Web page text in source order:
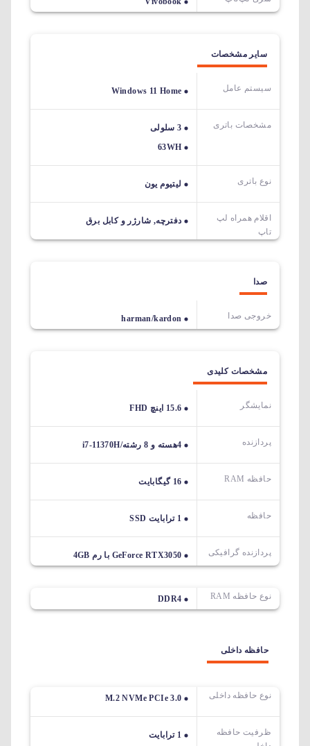
سایر مشخصات
سیستم عامل Windows 11 Home
مشخصات باتری
3 سلولی
63WH
نوع باتری لیتیوم یون
اقلام همراه لپ
تاپ
دفترچه, شارژر و کابل برق
صدا
خروجی صدا harman/kardon
مشخصات کلیدی
نمایشگر 15.6 اینچ FHD
پردازنده 4هسته و 8 رشته/i7-11370H
حافظه RAM 16 گیگابایت
حافظه 1 ترابایت SSD
پردازنده گرافیکی GeForce RTX3050 با رم 4GB
نوع حافظه RAM DDR4
حافظه داخلی
نوع حافظه داخلی M.2 NVMe PCIe 3.0
ظرفیت حافظه
1 ترابایت